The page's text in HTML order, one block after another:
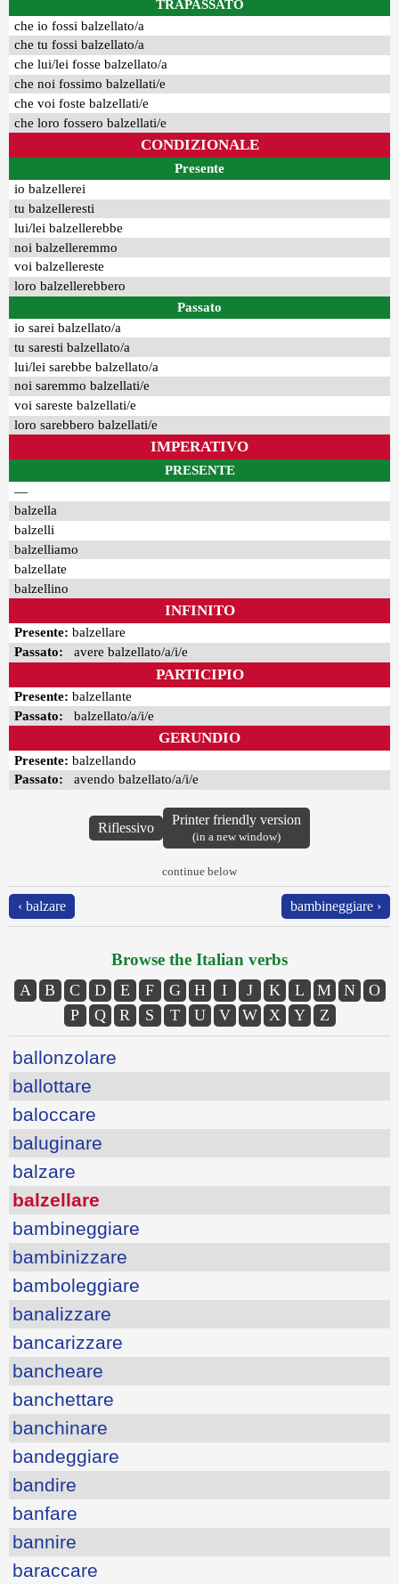
TRAPASSATO
che io fossi balzellato/a
che tu fossi balzellato/a
che lui/lei fosse balzellato/a
che noi fossimo balzellati/e
che voi foste balzellati/e
che loro fossero balzellati/e
CONDIZIONALE
Presente
io balzellerei
tu balzelleresti
lui/lei balzellerebbe
noi balzelleremmo
voi balzellereste
loro balzellerebbero
Passato
io sarei balzellato/a
tu saresti balzellato/a
lui/lei sarebbe balzellato/a
noi saremmo balzellati/e
voi sareste balzellati/e
loro sarebbero balzellati/e
IMPERATIVO
PRESENTE
—
balzella
balzelli
balzelliamo
balzellate
balzellino
INFINITO
Presente: balzellare
Passato: avere balzellato/a/i/e
PARTICIPIO
Presente: balzellante
Passato: balzellato/a/i/e
GERUNDIO
Presente: balzellando
Passato: avendo balzellato/a/i/e
Riflessivo
Printer friendly version
(in a new window)
continue below
‹ balzare bambineggiare ›
Browse the Italian verbs
A B C D E F G H I J K L M N
O
P
Q R S T U V W X Y Z
ballonzolare
ballottare
baloccare
baluginare
balzare
balzellare
bambineggiare
bambinizzare
bamboleggiare
banalizzare
bancarizzare
bancheare
banchettare
banchinare
bandeggiare
bandire
banfare
bannire
baraccare